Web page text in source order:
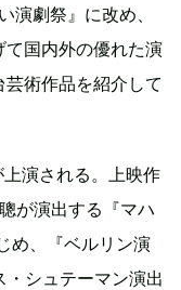
演劇祭』に改め、
て国内外の優れた演
術作品を紹介して
演される。上映作
が演出する『マハ
め、『ベルリン演
シュテーマン演出